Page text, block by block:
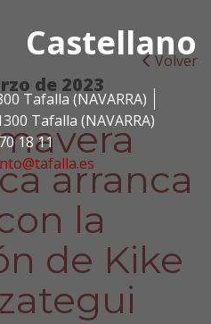
Castellano
Tafalla (NAVARRA)
Tafalla (NAVARRA)
18 11
Volver
de 2023
arranca
la
de Kike